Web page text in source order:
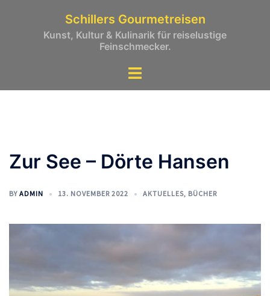
Schillers Gourmetreisen
Kunst, Kultur & Kulinarik für reiselustige
Feinschmecker.
Zur See – Dörte Hansen
BY ADMIN 13. NOVEMBER 2022 AKTUELLES, BÜCHER